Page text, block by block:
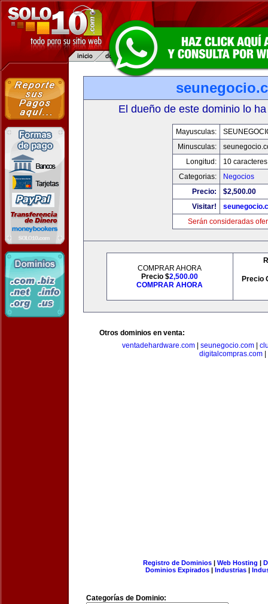
El dueño de este dominio lo
Mayusculas:
Minusculas:
Longitud:
10 caracteres
Categorias:
Negocios
Precio:
$2,500.00
Visitar!
Serán consideradas
COMPRAR AHORA
Precio $2,500.00
COMPRAR AHORA
Precio
Otros dominios en venta:
ventadehardware.com| seunegocio.com|
digitalcompras.com
Registro de Dominios| Web Hosting |
Dominios Expirados | Industrias |
Categorías de Dominio: